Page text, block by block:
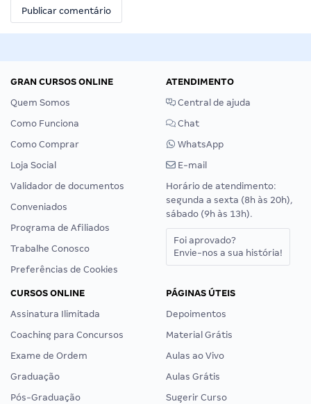
GRAN CURSOS ONLINE
Quem Somos
Como Funciona
Como Comprar
Loja Social
Validador de documentos
Conveniados
Programa de Afiliados
Trabalhe Conosco
Preferências de Cookies
ATENDIMENTO
Central de ajuda
Chat
WhatsApp
E-mail
Horário de atendimento:
segunda a sexta (8h às 20h),
sábado (9h às 13h).
Foi aprovado?
Envie-nos a sua história!
CURSOS ONLINE
Assinatura Ilimitada
Coaching para Concursos
Exame de Ordem
Graduação
Pós-Graduação
PÁGINAS ÚTEIS
Depoimentos
Material Grátis
Aulas ao Vivo
Aulas Grátis
Sugerir Curso